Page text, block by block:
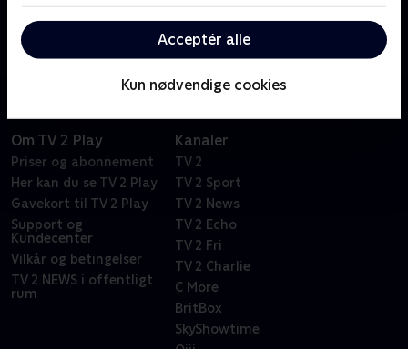
Acceptér alle
Kun nødvendige cookies
komedieserie handler om fire venner, der kæmper
med livet i en villa og som forældre.
Om TV 2 Play
Priser og abonnement
Her kan du se TV 2 Play
Gavekort til TV 2 Play
Support og
Kundecenter
Vilkår og betingelser
TV 2 NEWS i offentligt
rum
Kanaler
TV 2
TV 2 Sport
TV 2 News
TV 2 Echo
TV 2 Fri
TV 2 Charlie
C More
BritBox
SkyShowtime